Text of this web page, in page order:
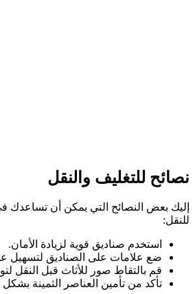
نصائح للتغليف والنقل
إليك بعض النصائح التي يمكن أن تساعدك
للنقل:
استخدم صناديق قوية لزيادة الأمان.
ضع علامات على الصناديق لتسهيل
قم بالتقاط صور للأثاث قبل النقل
تأكد من تأمين العناصر الثمينة بشكل